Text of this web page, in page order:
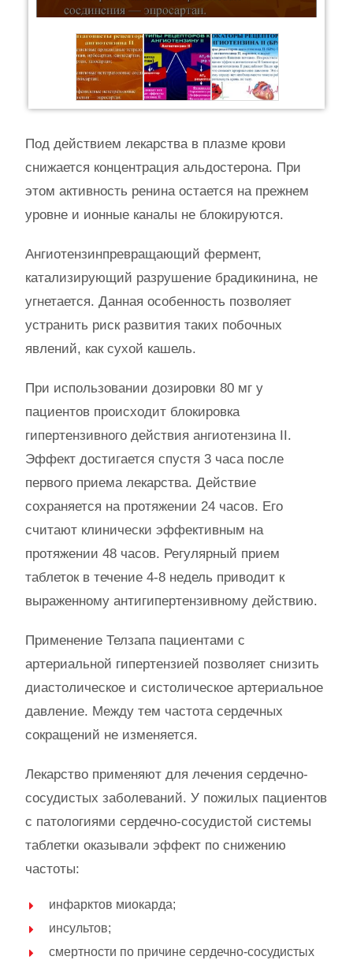
Под действием лекарства в плазме крови
снижается концентрация альдостерона. При
этом активность ренина остается на прежнем
уровне и ионные каналы не блокируются.
Ангиотензинпревращающий фермент,
катализирующий разрушение брадикинина, не
угнетается. Данная особенность позволяет
устранить риск развития таких побочных
явлений, как сухой кашель.
При использовании дозировки 80 мг у
пациентов происходит блокировка
гипертензивного действия ангиотензина II.
Эффект достигается спустя 3 часа после
первого приема лекарства. Действие
сохраняется на протяжении 24 часов. Его
считают клинически эффективным на
протяжении 48 часов. Регулярный прием
таблеток в течение 4-8 недель приводит к
выраженному антигипертензивному действию.
Применение Телзапа пациентами с
артериальной гипертензией позволяет снизить
диастолическое и систолическое артериальное
давление. Между тем частота сердечных
сокращений не изменяется.
Лекарство применяют для лечения сердечно-
сосудистых заболеваний. У пожилых пациентов
с патологиями сердечно-сосудистой системы
таблетки оказывали эффект по снижению
частоты:
инфарктов миокарда;
инсультов;
смертности по причине сердечно-сосудистых